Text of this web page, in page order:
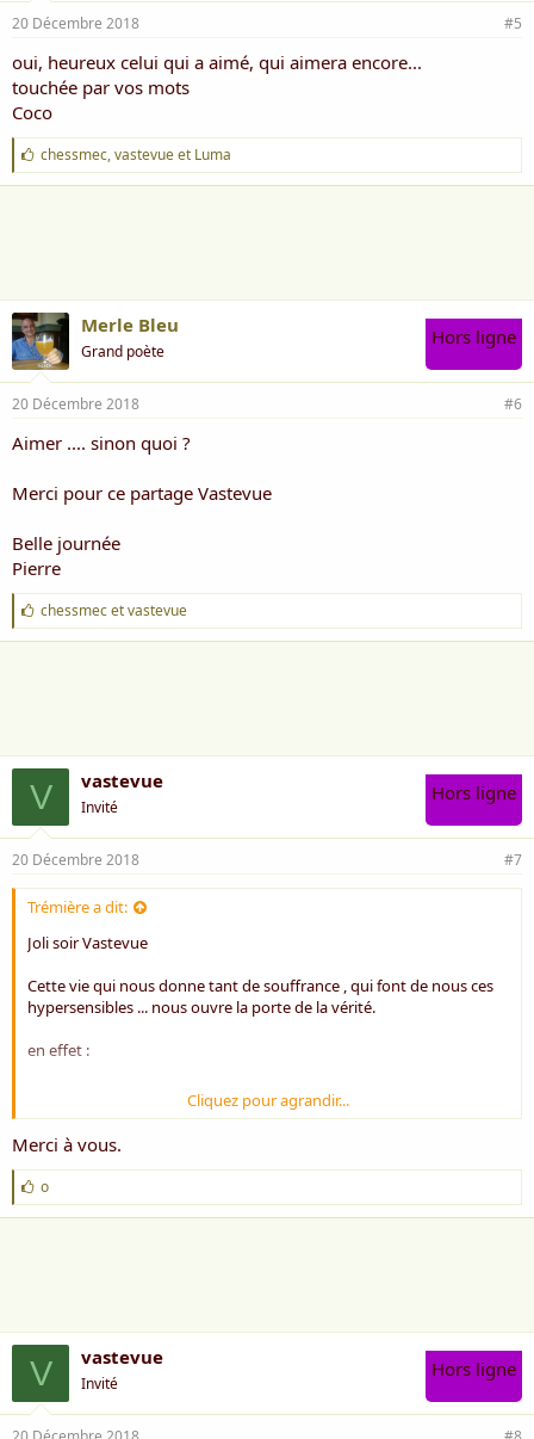
20 Décembre 2018 #5
oui, heureux celui qui a aimé, qui aimera encore...
touchée par vos mots
Coco
J
'
a
chessmec,vastevueet Luma
Merle Bleu
Grand poète
Hors ligne
20 Décembre 2018 #6
Aimer .... sinon quoi ?
Merci pour ce partage Vastevue
Belle journée
Pierre
J
'
a
chessmecetvastevue
V vastevue
Invité
Hors ligne
20 Décembre 2018 #7
Trémière a dit:
Joli soir Vastevue
Cette vie qui nous donne tant de souffrance , qui font de nous ces
hypersensibles ... nous ouvre la porte de la vérité.
en effet :
encore faut-il être attentif et réfléchir.
Merci l'ami pour ce poème .
Bien à toi
Rose ***
Cliquez pour agrandir...
Merci à vous.
J
'
a
o
V vastevue
Invité
Hors ligne